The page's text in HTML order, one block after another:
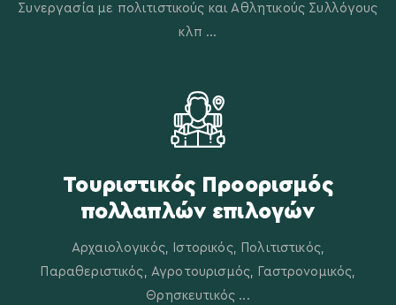
Συνεργασία με πολιτιστικούς και Αθλητικούς Συλλόγους
κλπ ...
Τουριστικός Προορισμός
πολλαπλών επιλογών
Αρχαιολογικός, Ιστορικός, Πολιτιστικός,
Παραθεριστικός, Αγροτουρισμός, Γαστρονομικός,
Θρησκευτικός ...